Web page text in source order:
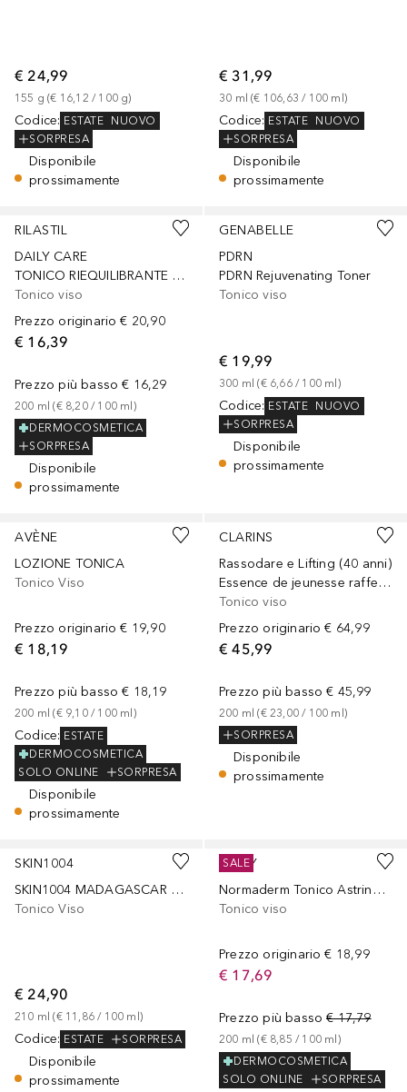
€ 24,99
155 g (€ 16,12 / 100 g)
Codice: ESTATE
NUOVO
SORPRESA
Disponibile
prossimamente
€ 31,99
30 ml (€ 106,63 / 100 ml )
Codice: ESTATE
NUOVO
SORPRESA
Disponibile
prossimamente
RILASTIL
DAILY CARE
TONICO RIEQUILIBRANTE ASTRINGENTE
Tonico viso
Prezzo originario € 20,90
€ 16,39
Prezzo più basso € 16,29
200 ml (€ 8,20 / 100 ml )
DERMOCOSMETICA
SORPRESA
Disponibile
prossimamente
GENABELLE
PDRN
PDRN Rejuvenating Toner
Tonico viso
€ 19,99
300 ml (€ 6,66 / 100 ml )
Codice: ESTATE
NUOVO
SORPRESA
Disponibile
prossimamente
AVÈNE
LOZIONE TONICA
Tonico Viso
Prezzo originario € 19,90
€ 18,19
Prezzo più basso € 18,19
200 ml (€ 9,10 / 100 ml )
Codice: ESTATE
DERMOCOSMETICA
SOLO ONLINE
SORPRESA
Disponibile
prossimamente
CLARINS
Rassodare e Lifting (40 anni)
Essence de jeunesse raffermissante
Tonico viso
Prezzo originario € 64,99
€ 45,99
Prezzo più basso € 45,99
200 ml (€ 23,00 / 100 ml )
SORPRESA
Disponibile
prossimamente
SKIN1004
SKIN1004 MADAGASCAR CENTELLA POREMIZING CLEAR TONER 210ml
Tonico Viso
€ 24,90
210 ml (€ 11,86 / 100 ml )
Codice: ESTATE SORPRESA
Disponibile
prossimamente
VICHY
Normaderm Tonico Astringente Purificante per pelli grasse a tendenza acneica
Tonico viso
Prezzo originario € 18,99
€ 17,69
Prezzo più basso € 17,79
200 ml (€ 8,85 / 100 ml )
DERMOCOSMETICA
SOLO ONLINE
SORPRESA
SALE